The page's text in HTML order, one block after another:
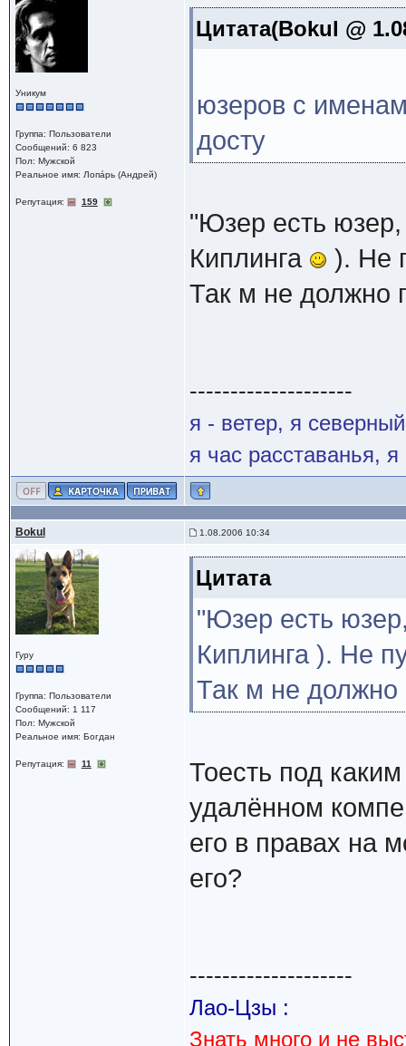
Уникум
Группа: Пользователи
Сообщений: 6 823
Пол: Мужской
Реальное имя: Лопáрь (Андрей)
Репутация: 159
Цитата(Bokul @
юзеров с
досту
"Юзер есть
Киплинга
). Не
Так м не должно
--------------------
я - ветер, я
я час расставанья,
Bokul 1.08.2006 10:34
Гуру
Группа: Пользователи
Сообщений: 1 117
Пол: Мужской
Реальное имя: Богдан
Репутация: 11
Цитата
"Юзер есть
Киплинга ). Не
Так м не должно
Тоесть под
удалённом
его в правах на
его?
--------------------
Лао-Цзы :
Знать много и не